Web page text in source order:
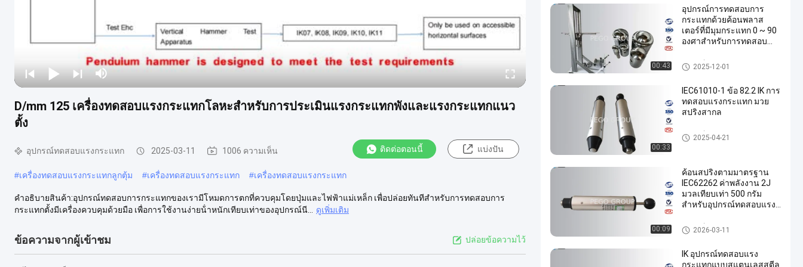
D/mm 125 เครื่องทดสอบแรงกระแทกโลหะสําหรับการประเมินแรงกระแทกพังและแรงกระแทกแนว
ตั้ง
อุปกรณ์ทดสอบแรงกระแทก 2025-03-11 1006 ความเห็น ติดต่อตอนนี้ แบ่งปัน
#เครื่องทดสอบแรงกระแทกลูกตุ้ม #เครื่องทดสอบแรงกระแทก #เครื่องทดสอบแรงกระแทก
คําอธิบายสินค้า:อุปกรณ์ทดสอบการกระแทกของเรามีโหมดการตกที่ควบคุมโดยปุ่มและไฟฟ้าแม่เหล็ก เพื่อปล่อยทันทีสําหรับการทดสอบการ
กระแทกตั้งมีเครื่องควบคุมด้วยมือ เพื่อการใช้งานง่ายน้ําหนักเทียบเท่าของอุปกรณ์นี...
ดูเพิ่มเติม
ข้อความจากผู้เข้าชม ปล่อยข้อความไว้
00:43
อุปกรณ์การทดสอบการ
กระแทกด้วยค้อนพลาส
เตอร์ที่มีมุมกระแทก 0 ~ 90
องศาสําหรับการทดสอบ
กระแทกเหล็ก
อุปกรณ์ทดสอบแรงกระแทก
2025-12-01
00:33
IEC61010-1 ข้อ 82.2 IK การ
ทดสอบแรงกระแทก มวย
สปริงสากล
อุปกรณ์ทดสอบแรงกระแทก
2025-04-21
00:09
ค้อนสปริงตามมาตรฐาน
IEC62262 ค่าพลังงาน 2J
มวลเทียบเท่า 500 กรัม
สำหรับอุปกรณ์ทดสอบแรง
อุปกรณ์ทดสอบแรงกระแทก
2026-03-11
IK อุปกรณ์ทดสอบแรง
กระแทกแบบสแตนเลสสตีล